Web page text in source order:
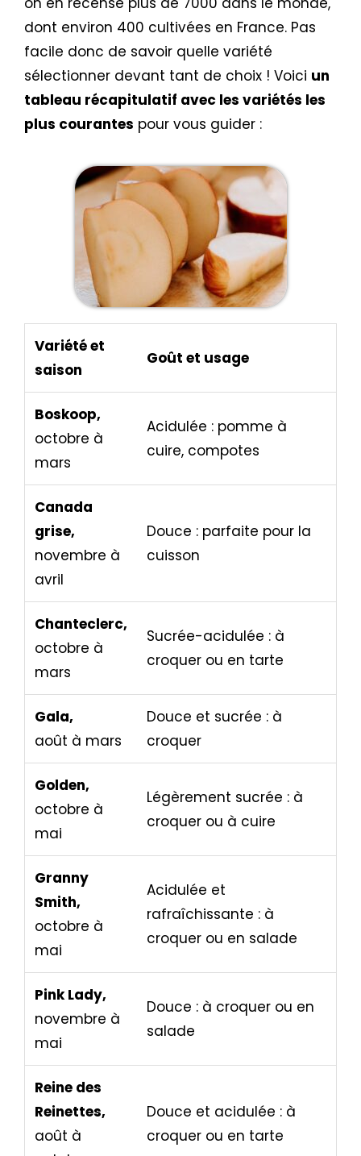
dont environ 400 cultivées en France. Pas
facile donc de savoir quelle variété
sélectionner devant tant de choix ! Voici un
tableau récapitulatif avec les variétés les
plus courantes pour vous guider :
Variété et
saison
Goût et usage
Boskoop,
octobre à
mars
Acidulée : pomme à
cuire, compotes
Canada
grise,
novembre à
avril
Douce : parfaite pour la
cuisson
Chanteclerc,
octobre à
mars
Sucrée-acidulée : à
croquer ou en tarte
Gala,
août à mars
Douce et sucrée : à
croquer
Golden,
octobre à
mai
Légèrement sucrée : à
croquer ou à cuire
Granny
Smith,
octobre à
mai
Acidulée et
rafraîchissante : à
croquer ou en salade
Pink Lady,
novembre à
mai
Douce : à croquer ou en
salade
Reine des
Reinettes,
août à
Douce et acidulée : à
croquer ou en tarte